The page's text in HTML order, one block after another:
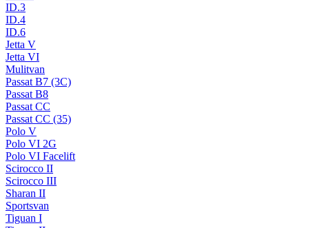
ID.3
ID.4
ID.6
Jetta V
Jetta VI
Mulitvan
Passat B7 (3C)
Passat B8
Passat CC
Passat CC (35)
Polo V
Polo VI 2G
Polo VI Facelift
Scirocco II
Scirocco III
Sharan II
Sportsvan
Tiguan I